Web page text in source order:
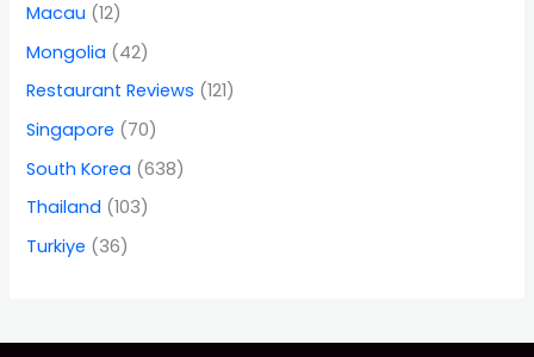
Macau (12)
Mongolia (42)
Restaurant Reviews (121)
Singapore (70)
South Korea (638)
Thailand (103)
Turkiye (36)